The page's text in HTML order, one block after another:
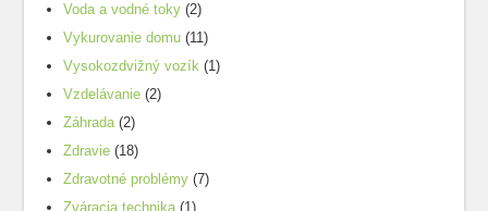
Voda a vodné toky (2)
Vykurovanie domu (11)
Vysokozdvižný vozík (1)
Vzdelávanie (2)
Záhrada(2)
Zdravie (18)
Zdravotné problémy (7)
Zváracia technika (1)